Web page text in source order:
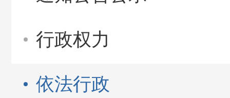
行政权力
依法行政